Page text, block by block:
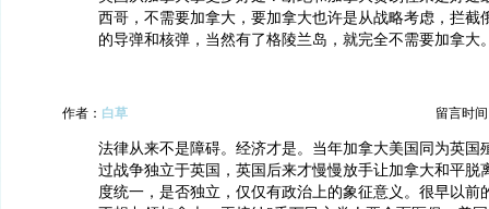
西哥，不需要加拿大，要加拿大也许是从战略考虑，拦截
的导弹和核弹，当然有了格陵兰岛，就完全不需要加拿大
作者： 白草 留言时间
法律从来不是障碍。经济才是。当年加拿大美国同为英国
过战争独立于英国，英国后来才慢慢放手让加拿大和平脱
度统一，是否独立，仅仅有政治上的象征意义。很早以前